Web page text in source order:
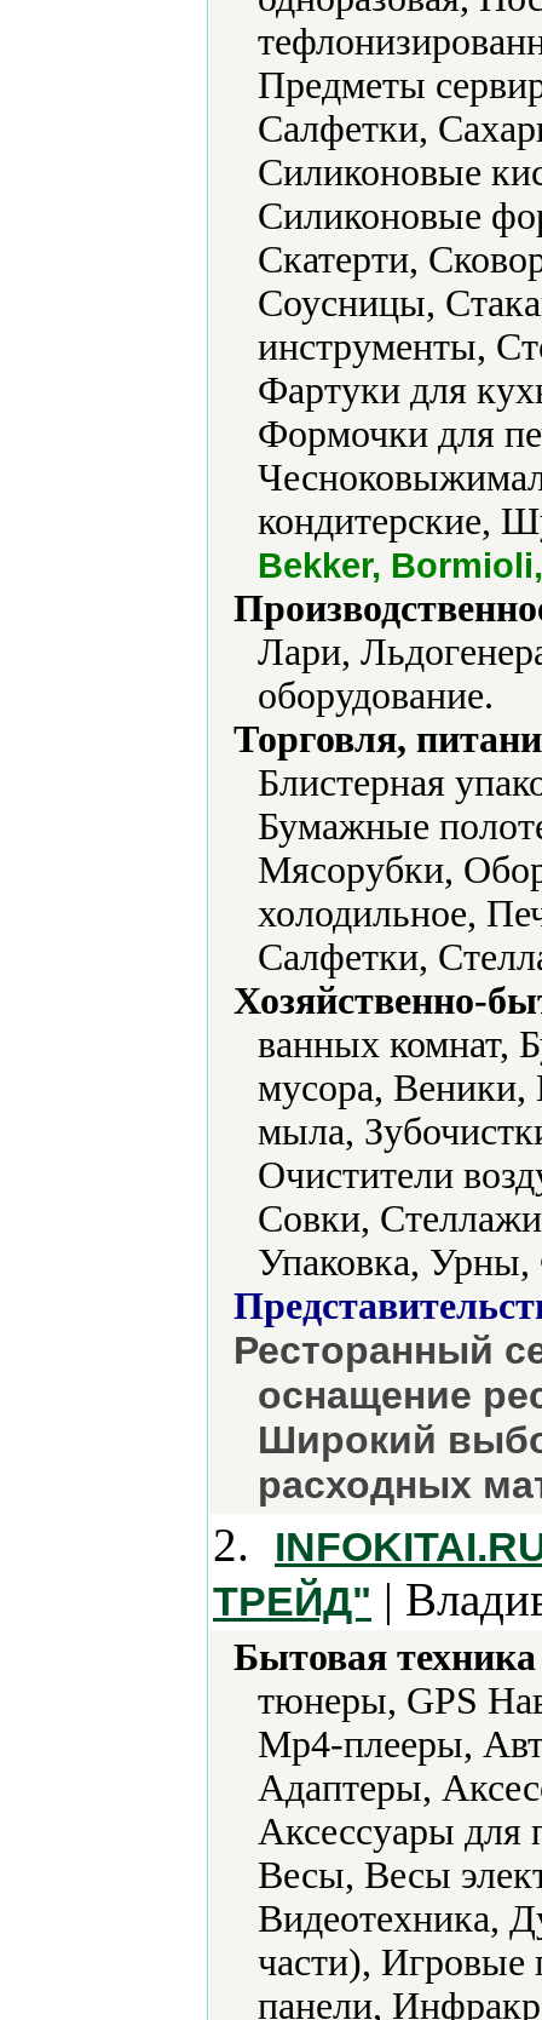
Предметы
Салфетки,
Силиконовые
Силиконовые
Скатерти,
Соусницы,
инструменты,
Фартуки для
Формочки для
кондитерские,
Bekker,
Лари,
оборудование.
Торговля,
Блистерная
Бумажные
Мясорубки,
холодильное,
Салфетки,
Хозяйственно-
ванных комнат,
мусора, Веники,
мыла,
Очистители
Совки, Стеллажи
Упаковка,
Ресторанный
оснащение
Широкий
расходных
2.
ТРЕЙД" |
Бытовая
тюнеры, GPS
Mp4-плееры,
Адаптеры,
Аксессуары для
Весы, Весы
Видеотехника,
части), Игровые
панели,